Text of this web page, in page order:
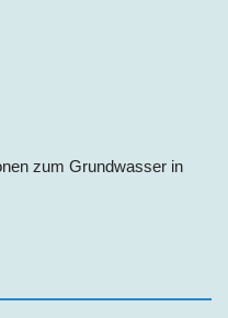
zum Grundwasser in